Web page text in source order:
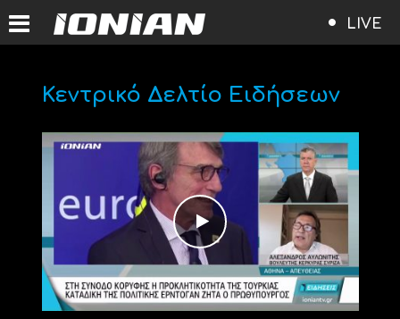
LIVE
Κεντρικό Δελτίο Ειδήσεων